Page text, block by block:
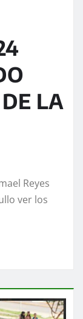
LA
Reyes
ver los